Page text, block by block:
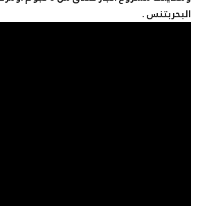
البحربتنس .